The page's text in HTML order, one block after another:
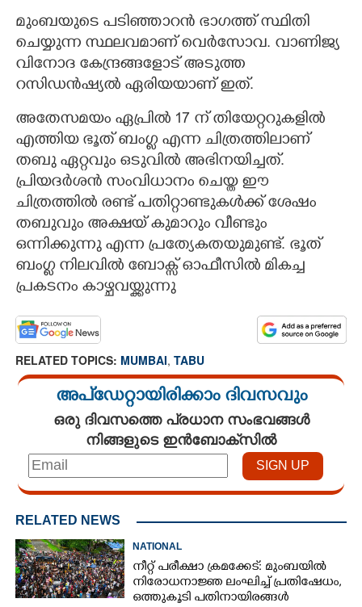
മുംബയുടെ പടിഞ്ഞാറൻ ഭാഗത്ത് സ്ഥിതി
ചെയ്യുന്ന സ്ഥലവമാണ് വെർസോവ. വാണിജ്യ
വിനോദ കേന്ദ്രങ്ങളോട് അടുത്ത
റസിഡൻഷ്യൽ ഏരിയയാണ് ഇത്.
അതേസമയം ഏപ്രിൽ 17 ന് തിയേറ്ററുകളിൽ
എത്തിയ ഭൂത് ബംഗ്ല എന്ന ചിത്രത്തിലാണ്
തബു ഏറ്റവും ഒടുവിൽ അഭിനയിച്ചത്.
പ്രിയദർശൻ സംവിധാനം ചെയ്ത ഈ
ചിത്രത്തിൽ രണ്ട് പതിറ്റാണ്ടുകൾക്ക് ശേഷം
തബുവും അക്ഷയ് കുമാറും വീണ്ടും
ഒന്നിക്കുന്നു എന്ന പ്രത്യേകതയുമുണ്ട്. ഭൂത്
ബംഗ്ല നിലവിൽ ബോക്സ് ഓഫീസിൽ മികച്ച
പ്രകടനം കാഴ്ചവയ്ക്കുന്നു
RELATED TOPICS: MUMBAI, TABU
അപ്ഡേറ്റായിരിക്കാം ദിവസവും
ഒരു ദിവസത്തെ പ്രധാന സംഭവങ്ങൾ
നിങ്ങളുടെ ഇൻബോക്സിൽ
RELATED NEWS
NATIONAL
നീറ്റ് പരീക്ഷാ ക്രമക്കേട്: മുംബയിൽ
നിരോധനാജ്ഞ ലംഘിച്ച് പ്രതിഷേധം,
ഒത്തുകൂടി പതിനായിരങ്ങൾ